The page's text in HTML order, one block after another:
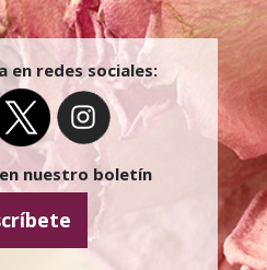
en redes sociales:
nuestro boletín